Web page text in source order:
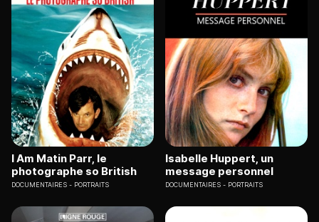
I Am Matin Parr, le
photographe so British
DOCUMENTAIRES PORTRAITS
Isabelle Huppert, un
message personnel
DOCUMENTAIRES PORTRAITS